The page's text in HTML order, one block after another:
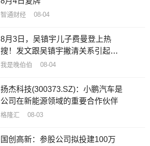
智通财经 08-04
8月3日，吴镇宇儿子费曼登上热
搜！发文跟吴镇宇撇清关系引起热
议
我是晚伯伯 08-04
扬杰科技(300373.SZ)：小鹏汽车是
公司在新能源领域的重要合作伙伴
格隆汇 08-03
国创高新：参股公司拟投建100万